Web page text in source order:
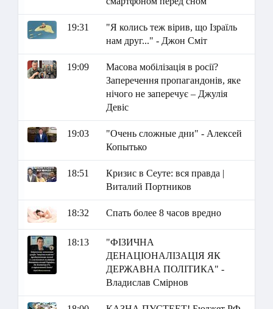
19:31
"Я колись теж вірив, що Ізраїль
нам друг..." - Джон Сміт
19:09
Масова мобілізація в росії?
Заперечення пропагандонів, яке
нічого не заперечує – Джулія
Девіс
19:03
"Очень сложные дни" - Алексей
Копытько
18:51
Кризис в Сеуте: вся правда |
Виталий Портников
18:32 Спать более 8 часов вредно
18:13
"ФІЗИЧНА
ДЕНАЦІОНАЛІЗАЦІЯ ЯК
ДЕРЖАВНА ПОЛІТИКА" -
Владислав Смірнов